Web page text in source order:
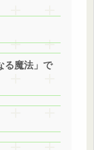
る魔法」で